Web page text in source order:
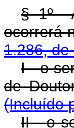
§ 1º
ocorrerá
1.286, de
I - o
de
(Incluído
II - o